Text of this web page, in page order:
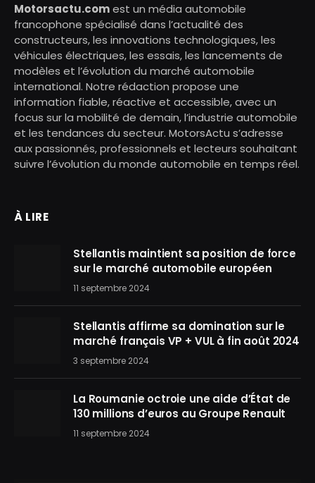
Motorsactu.comest un média automobile
francophone spécialisé dans l’actualité des
constructeurs, les innovations technologiques, les
véhicules électriques, les essais, les lancements de
modèles et l’évolution du marché automobile
international. Notre rédaction propose une
information fiable, réactive et accessible, avec un
focus sur la mobilité de demain, l’industrie automobile
et les tendances du secteur. MotorsActu s’adresse
aux passionnés, professionnels et lecteurs souhaitant
suivre l’évolution du monde automobile en temps réel.
À LIRE
Stellantis maintient sa position de force
sur le marché automobile européen
11 septembre 2024
Stellantis affirme sa domination sur le
marché français VP + VUL à fin août 2024
3 septembre 2024
La Roumanie octroie une aide d’État de
130 millions d’euros au Groupe Renault
11 septembre 2024